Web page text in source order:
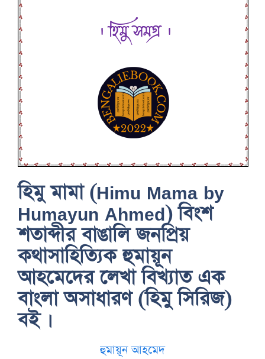
হিমু মামা (Himu Mama by
Humayun Ahmed) বিংশ
শতাব্দীর বাঙালি জনপ্রিয়
কথাসাহিত্যিক হুমায়ূন
আহমেদের লেখা বিখ্যাত এক
বাংলা অসাধারণ (হিমু সিরিজ)
বই ।
হুমায়ূন আহমেদ